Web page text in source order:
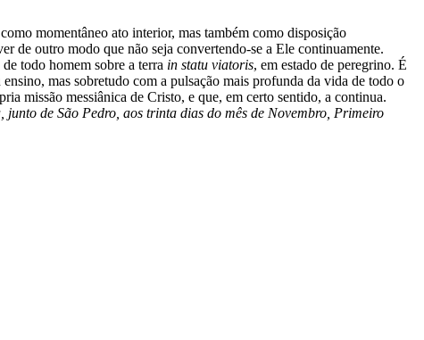
momentâneo ato interior, mas também como disposição
de outro modo que não seja convertendo-se a Ele continuamente.
todo homem sobre a terra in statu viatoris, em estado de peregrino. É
mas sobretudo com a pulsação mais profunda da vida de todo o
missão messiânica de Cristo, e que, em certo sentido, a continua.
de São Pedro, aos trinta dias do mês de Novembro, Primeiro